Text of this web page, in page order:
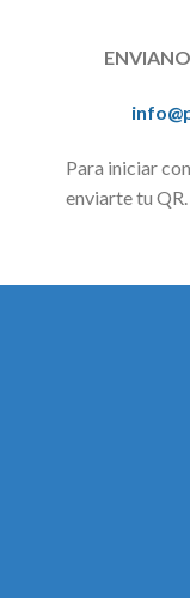
Para iniciar
enviarte tu QR.